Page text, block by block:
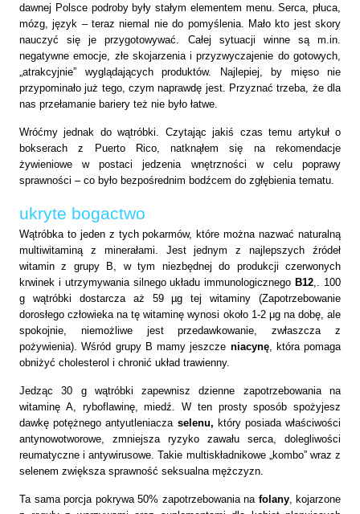
dawnej Polsce podroby były stałym elementem menu. Serca, płuca,
mózg, język – teraz niemal nie do pomyślenia. Mało kto jest skory
nauczyć się je przygotowywać. Całej sytuacji winne są m.in.
negatywne emocje, złe skojarzenia i przyzwyczajenie do gotowych,
„atrakcyjnie” wyglądających produktów. Najlepiej, by mięso nie
przypominało już tego, czym naprawdę jest. Przyznać trzeba, że dla
nas przełamanie bariery też nie było łatwe.
Wróćmy jednak do wątróbki. Czytając jakiś czas temu artykuł o
bokserach z Puerto Rico, natknąłem się na rekomendacje
żywieniowe w postaci jedzenia wnętrzności w celu poprawy
sprawności – co było bezpośrednim bodźcem do zgłębienia tematu.
ukryte bogactwo
Wątróbka to jeden z tych pokarmów, które można nazwać naturalną
multiwitaminą z minerałami. Jest jednym z najlepszych źródeł
witamin z grupy B, w tym niezbędnej do produkcji czerwonych
krwinek i utrzymywania silnego układu immunologicznego B12,. 100
g wątróbki dostarcza aż 59µg
tej witaminy (Zapotrzebowanie
dorosłego człowieka na tę witaminę wynosi około 1-2 μg na dobę, ale
spokojnie, niemożliwe jest przedawkowanie, zwłaszcza z
pożywienia). Wśród grupy B mamy jeszcze niacynę, która pomaga
obniżyć cholesterol i chronić układ trawienny.
Jedząc30 gwątróbki zapewnisz dzienne zapotrzebowania na
witaminę A, ryboflawinę, miedź. W tenprosty sposób spożyjesz
dawkę potężnego antyutleniacza selenu, który posiada właściwości
antynowotworowe, zmniejsza ryzyko zawału serca, dolegliwości
reumatyczne i antywirusowe. Takie multiskładnikowe „kombo” wraz z
selenem zwiększa sprawność seksualna mężczyzn.
Ta sama porcja pokrywa 50% zapotrzebowania na folany, kojarzone